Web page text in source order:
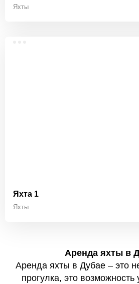
Яхты
Яхта 1
Яхты
Аренда яхты в
Аренда яхты в Дубае – это
прогулка, это возможность